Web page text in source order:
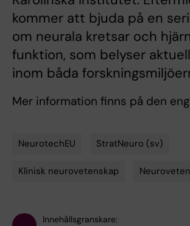
kommer att bjuda på en
om neurala kretsar och
funktion, som belyser
inom båda
Mer information finns på den
NeurotechEU StratNeuro (sv)
Klinisk neurovetenskap
Innehållsgranskare: